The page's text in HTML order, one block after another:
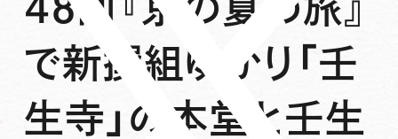
48回『京の夏の旅』
で新撰組ゆかり「壬
生寺」の本堂と壬生